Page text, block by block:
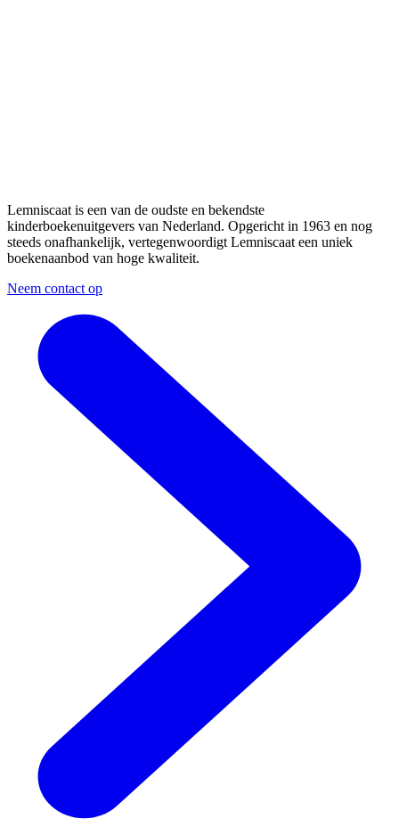
Lemniscaat is een van de oudste en bekendste
kinderboekenuitgevers van Nederland. Opgericht in 1963 en nog
steeds onafhankelijk, vertegenwoordigt Lemniscaat een uniek
boekenaanbod van hoge kwaliteit.
Neem contact op